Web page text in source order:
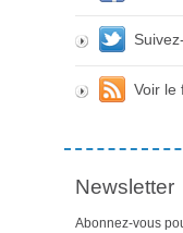
Voir le
Newsletter
Abonnez-vous